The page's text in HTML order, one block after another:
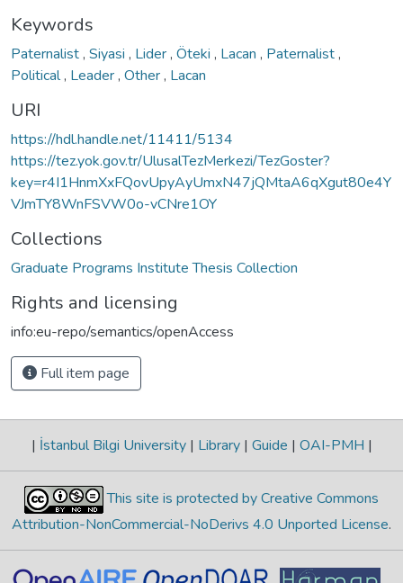
Keywords
Paternalist, Siyasi , Lider, Öteki , Lacan , Paternalist,
Political, Leader, Other, Lacan
URI
https://hdl.handle.net/11411/5134
https://tez.yok.gov.tr/UlusalTezMerkezi/TezGoster?
key=r4I1HnmXxFQovUpyAyUmxN47jQMtaA6qXgut80e4Y
VJmTY8WnFSVW0o-vCNre1OY
Collections
Graduate Programs Institute Thesis Collection
Rights and licensing
info:eu-repo/semantics/openAccess
Full item page
| İstanbul Bilgi University | Library | Guide | OAI-PMH |
This site is protected by Creative Commons
Attribution-NonCommercial-NoDerivs 4.0 Unported License.